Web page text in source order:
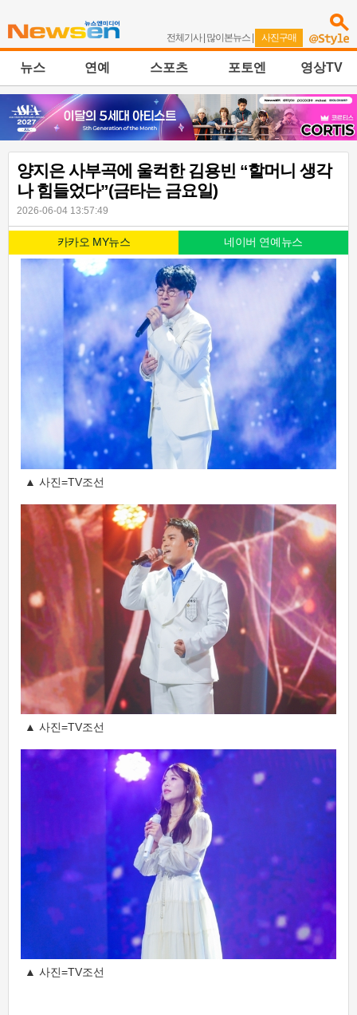
전체기사| 많이본뉴스 | 사진구매
뉴스 연예 스포츠 포토엔 영상TV
양지은 사부곡에 울컥한 김용빈 “할머니 생각
나 힘들었다”(금타는 금요일)
2026-06-04 13:57:49
카카오 MY뉴스 네이버 연예뉴스
▲ 사진=TV조선
▲ 사진=TV조선
▲ 사진=TV조선